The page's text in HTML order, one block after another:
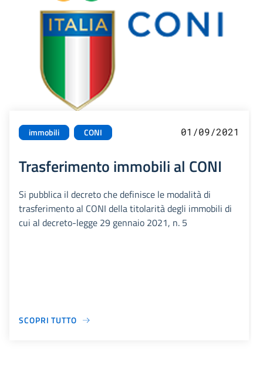
immobili CONI 01/09/2021
Trasferimento immobili al CONI
Si pubblica il decreto che definisce le modalità di
trasferimento al CONI della titolarità degli immobili di
cui al decreto-legge 29 gennaio 2021, n. 5
SCOPRI TUTTO